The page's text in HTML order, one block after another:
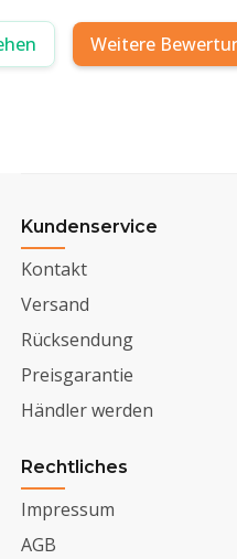
Weitere
Kundenservice
Kontakt
Versand
Rücksendung
Preisgarantie
Händler werden
Rechtliches
Impressum
AGB